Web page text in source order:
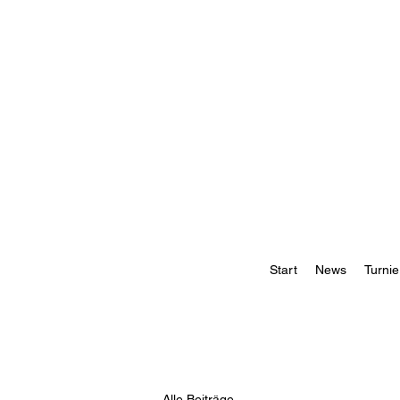
Start News